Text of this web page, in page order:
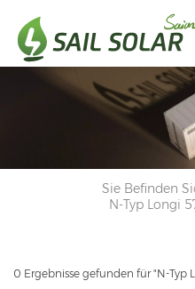
Sie Befinden
N-Typ Longi
0 Ergebnisse gefunden für "N-Typ